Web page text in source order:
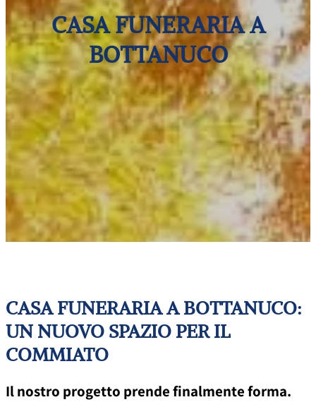
CASA FUNERARIA A
BOTTANUCO
CASA FUNERARIA A BOTTANUCO:
UN NUOVO SPAZIO PER IL
COMMIATO
Il nostro progetto prende finalmente forma.